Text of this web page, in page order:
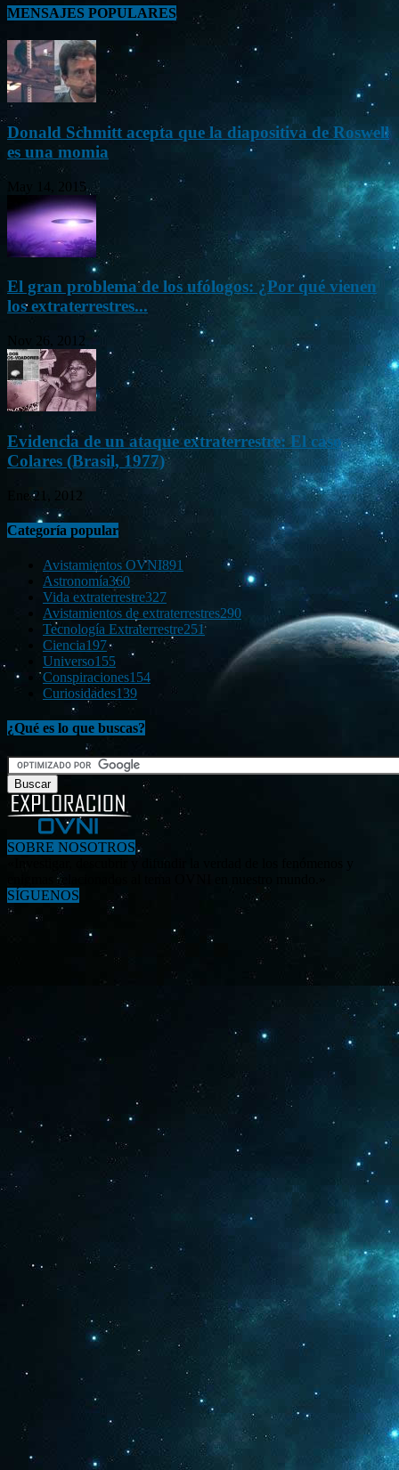
MENSAJES POPULARES
Donald Schmitt acepta que la diapositiva de Roswell
es una momia
May 14, 2015
El gran problema de los ufólogos: ¿Por qué vienen
los extraterrestres...
Nov 26, 2012
Evidencia de un ataque extraterrestre: El caso
Colares (Brasil, 1977)
Ene 21, 2012
Categoría popular
Avistamientos OVNI891
Astronomía360
Vida extraterrestre327
Avistamientos de extraterrestres290
Tecnología Extraterrestre251
Ciencia197
Universo155
Conspiraciones154
Curiosidades139
¿Qué es lo que buscas?
SOBRE NOSOTROS
enigmas relacionados al tema OVNI en nuestro mundo.»
SÍGUENOS